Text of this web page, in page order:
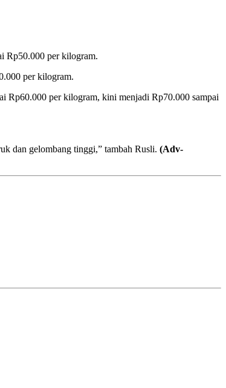
Rp50.000 per kilogram.
per kilogram.
Rp60.000 per kilogram, kini menjadi Rp70.000 sampai
dan gelombang tinggi,” tambah Rusli. (Adv-